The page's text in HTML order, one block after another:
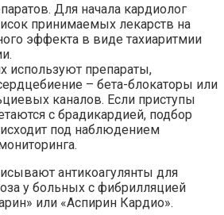
Для начала кардиолог
принимаемых лекарств на
эффекта в виде тахиаритмии
используют препараты,
– бета-блокаторы или
каналов. Если приступы
с брадикардией, подбор
под наблюдением
антикоагулянты для
у больных с фибрилляцией
или «Аспирин Кардио».